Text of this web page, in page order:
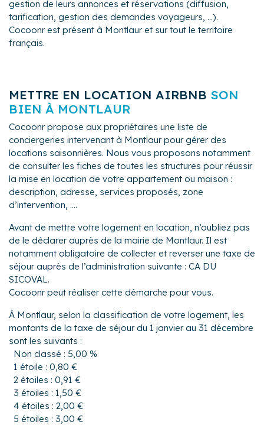
gestion de leurs annonces et réservations (diffusion,
tarification, gestion des demandes voyageurs, ...).
Cocoonr est présent à Montlaur et sur tout le territoire
français.
METTRE EN LOCATION AIRBNB SON
BIEN À MONTLAUR
Cocoonr propose aux propriétaires une liste de
conciergeries intervenant à Montlaur pour gérer des
locations saisonnières. Nous vous proposons notamment
de consulter les fiches de toutes les structures pour réussir
la mise en location de votre appartement ou maison :
description, adresse, services proposés, zone
d’intervention, ....
Avant de mettre votre logement en location, n’oubliez pas
de le déclarer auprès de la mairie de Montlaur. Il est
notamment obligatoire de collecter et reverser une taxe de
séjour auprès de l’administration suivante : CA DU
SICOVAL.
Cocoonr peut réaliser cette démarche pour vous.
À Montlaur, selon la classification de votre logement, les
montants de la taxe de séjour du 1 janvier au 31 décembre
sont les suivants :
Non classé : 5,00 %
1 étoile : 0,80 €
2 étoiles : 0,91 €
3 étoiles : 1,50 €
4 étoiles : 2,00 €
5 étoiles : 3,00 €